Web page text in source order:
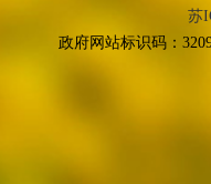
苏
政府网站标识码：